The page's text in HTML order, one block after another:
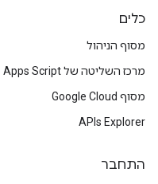
כלים
מסוף הניהול
מרכז השליטה של Apps Script
מסוף Google Cloud
APIs Explorer
התחבר